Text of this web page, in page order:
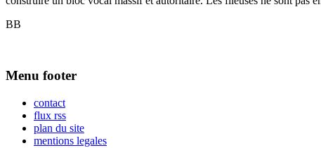
BB
Menu footer
contact
flux rss
plan du site
mentions legales